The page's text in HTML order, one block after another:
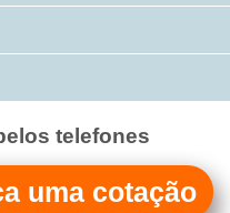
telefones
uma cotação